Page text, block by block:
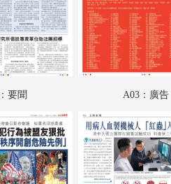
B03：娛樂
B04：IT新世代
B05：養生坊
C01：文匯馬經
C02：文匯馬經
要聞 A03：廣告